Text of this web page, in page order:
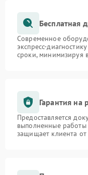
Бесплатная
Современное
экспресс-
сроки, минимизируя
Гарантия на
Предоставляется
выполненные работы
защищает клиента